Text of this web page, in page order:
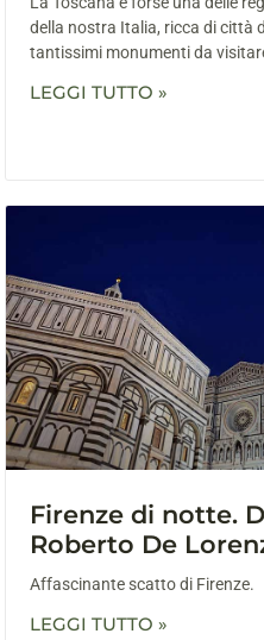
della nostra Italia, ricca di città
tantissimi monumenti da
LEGGI TUTTO »
Firenze di notte.
Roberto De
Affascinante scatto di Firenze.
LEGGI TUTTO »